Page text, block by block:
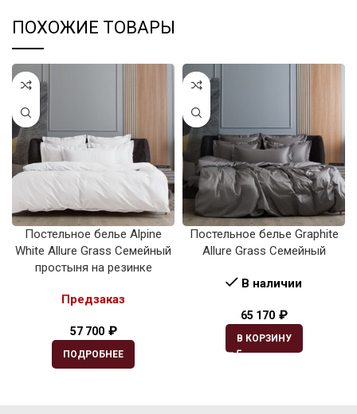
ПОХОЖИЕ ТОВАРЫ
Постельное белье Alpine
White Allure Grass Семейный
простыня на резинке
Предзаказ
57 700 ₽
ПОДРОБНЕЕ
Постельное белье Graphite
Allure Grass Семейный
В наличии
65 170 ₽
В КОРЗИНУ